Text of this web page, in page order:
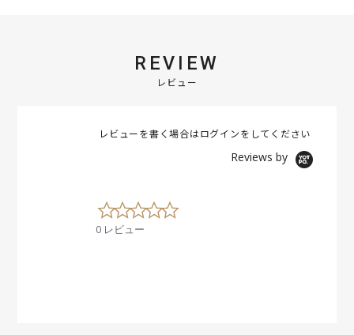
REVIEW
レビュー
レビューを書く場合はログイン をしてください
Reviews by
0
.
0 レビュー